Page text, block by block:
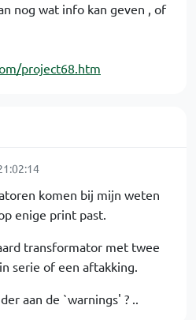
nog wat info kan geven , of
project68.htm
komen bij mijn weten
enige print past.
transformator met twee
serie of een aftakking.
aan de `warnings' ? ..